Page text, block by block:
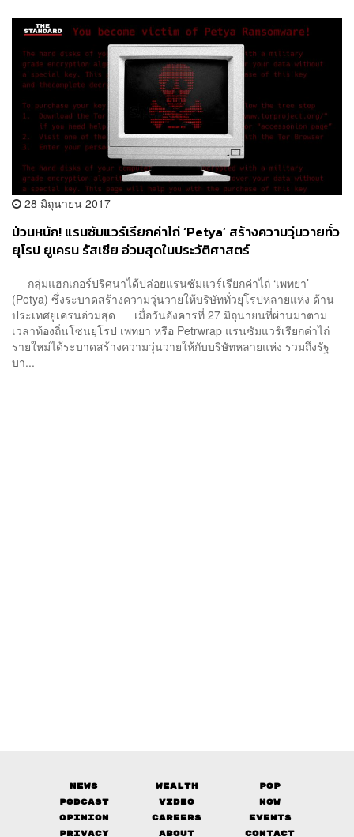
28 มิถุนายน 2017
ป่วนหนัก! แรนซัมแวร์เรียกค่าไถ่ ‘Petya’ สร้างความวุ่นวายทั่ว
ยุโรป ยูเครน รัสเซีย อ่วมสุดในประวัติศาสตร์
กลุ่มแฮกเกอร์ปริศนาได้ปล่อยแรนซัมแวร์เรียกค่าไถ่ ‘เพทยา’
(Petya) ซึ่งระบาดสร้างความวุ่นวายให้บริษัททั่วยุโรปหลายแห่ง ด้าน
ประเทศยูเครนอ่วมสุด เมื่อวันอังคารที่ 27 มิถุนายนที่ผ่านมาตาม
เวลาท้องถิ่นโซนยุโรป เพทยา หรือ Petrwrap แรนซัมแวร์เรียกค่าไถ่
รายใหม่ได้ระบาดสร้างความวุ่นวายให้กับบริษัทหลายแห่ง รวมถึงรัฐ
บา...
News Wealth
Pop
Podcast
Video
Now
Opinion
Careers
Events
Privacy
About Contact